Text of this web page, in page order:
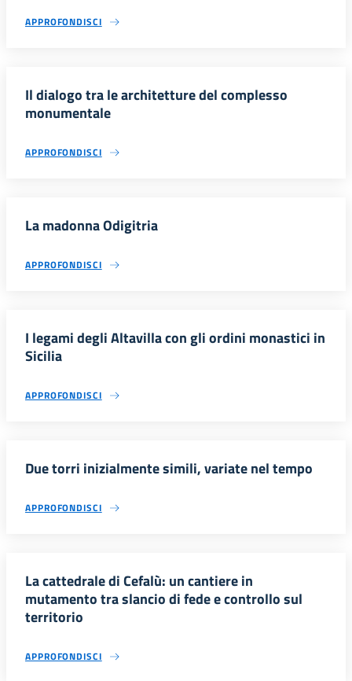
APPROFONDISCI
Il dialogo tra le architetture del complesso
monumentale
APPROFONDISCI
La madonna Odigitria
APPROFONDISCI
I legami degli Altavilla con gli ordini monastici in
Sicilia
APPROFONDISCI
Due torri inizialmente simili, variate nel tempo
APPROFONDISCI
La cattedrale di Cefalù: un cantiere in
mutamento tra slancio di fede e controllo sul
territorio
APPROFONDISCI